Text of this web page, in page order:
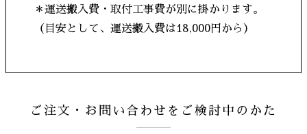
＊運送搬入費・取付工事費が別に掛かります。
（目安として、運送搬入費は18,000円から）
ご注文・お問い合わせをご検討中のかた